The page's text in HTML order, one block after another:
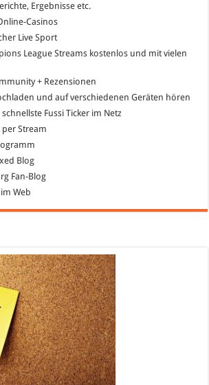
Ergebnisse etc.
Casinos
Live Sport
League Streams kostenlos und mit vielen
+ Rezensionen
und auf verschiedenen Geräten hören
Fussi Ticker im Netz
Stream
Blog
Fan-Blog
Web